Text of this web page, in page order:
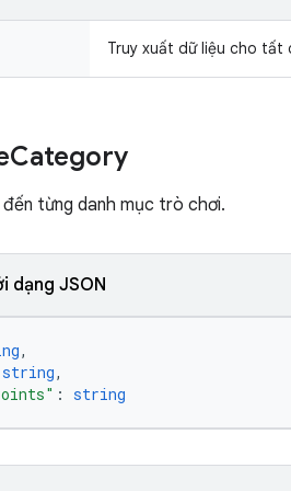
Truy xuất dữ liệu cho tất
Category
đến từng danh mục trò chơi.
dạng JSON
,
string,
: string